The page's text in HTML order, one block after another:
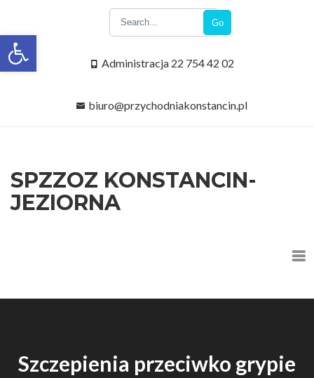
Open toolbar
Go
Administracja 22 754 42 02
biuro@przychodniakonstancin.pl
SPZZOZ KONSTANCIN-
JEZIORNA
Szczepienia przeciwko grypie